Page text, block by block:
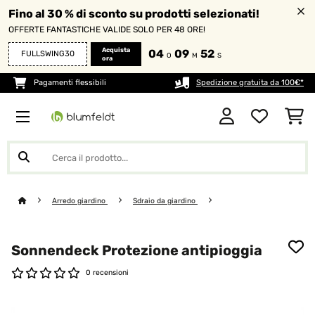
Fino al 30 % di sconto su prodotti selezionati!
OFFERTE FANTASTICHE VALIDE SOLO PER 48 ORE!
FULLSWING30
Acquista
ora
04 O 09 M 52 S
Pagamenti flessibili Spedizione gratuita da 100€*
Arredo giardino Sdraio da giardino
Sonnendeck Protezione antipioggia
0 recensioni